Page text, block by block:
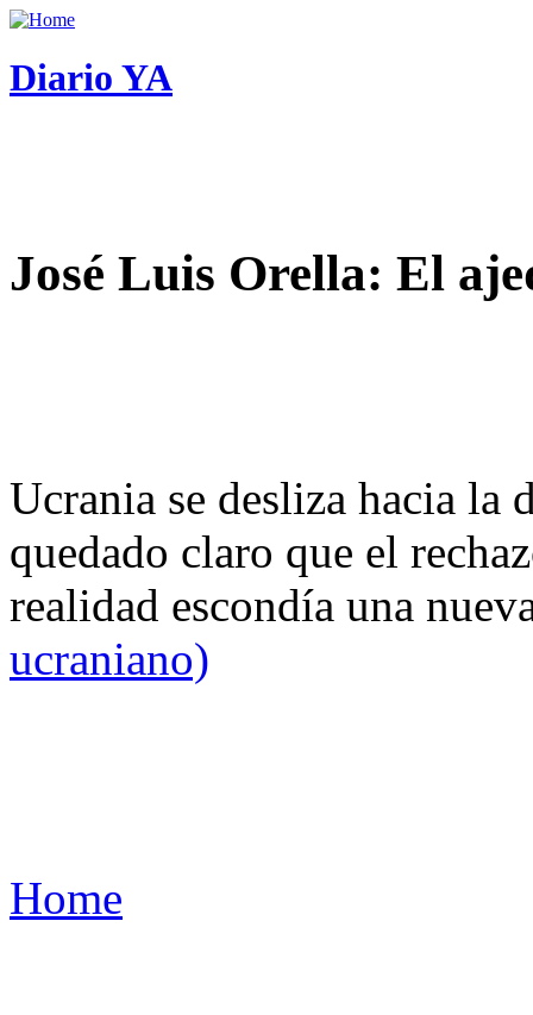
Diario YA
José Luis Orella: El
Ucrania se desliza hacia
quedado claro que el
realidad escondía una
ucraniano)
Home